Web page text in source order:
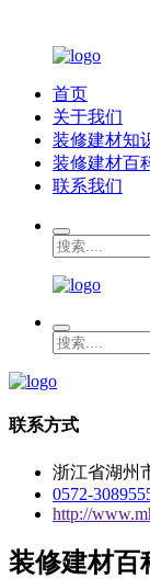
首页
关于我们
装修建材知
装修建材百
联系我们
联系方式
浙江省湖州
0572-
http://
装修建材百